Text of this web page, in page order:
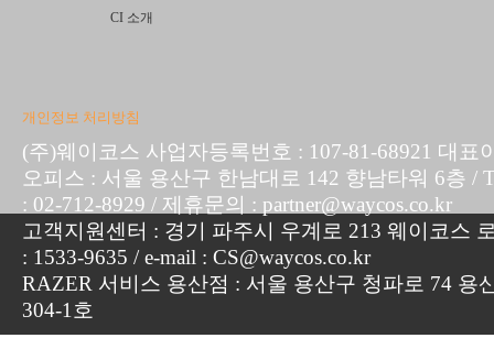
CI 소개
개인정보 처리방침
(주)웨이코스 사업자등록번호 : 107-81-68921 대표
오피스 : 서울 용산구 한남대로 142 향남타워 6층 /
: 02-712-8929 / 제휴문의 : partner@waycos.co.kr
고객지원센터 : 경기 파주시 우계로 213 웨이코스
: 1533-9635 / e-mail : CS@waycos.co.kr
RAZER 서비스 용산점 : 서울 용산구 청파로 74 용
304-1호